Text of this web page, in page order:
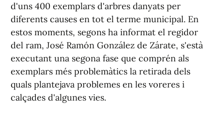
d'uns 400 exemplars d'arbres danyats per
diferents causes en tot el terme municipal. En
estos moments, segons ha informat el regidor
del ram, José Ramón González de Zárate, s'està
executant una segona fase que comprén als
exemplars més problemàtics la retirada dels
quals plantejava problemes en les voreres i
calçades d'algunes vies.